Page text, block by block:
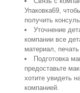
Упаковка69,
получить
Уточнение
компании все
материал,
Подготовка
предоставьте
хотите увидеть
компанией.